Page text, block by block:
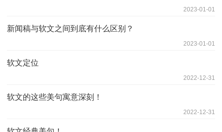
2023-01-01
新闻稿与软文之间到底有什么区别？
2023-01-01
软文定位
2022-12-31
软文的这些美句寓意深刻！
2022-12-31